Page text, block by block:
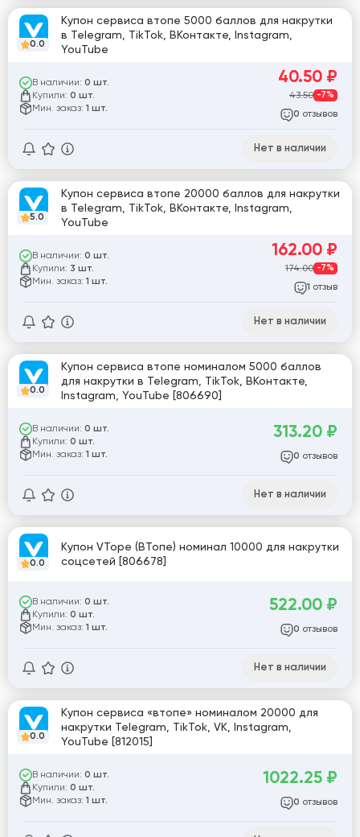
0.0
Купон сервиса втопе 5000 баллов для накрутки
в Telegram, TikTok, ВКонтакте, Instagram,
YouTube
В наличии: 0 шт.
Купили: 0 шт.
Мин. заказ: 1 шт.
40.50 ₽
43.50 -7%
0 отзывов
Нет в наличии
5.0
Купон сервиса втопе 20000 баллов для накрутки
в Telegram, TikTok, ВКонтакте, Instagram,
YouTube
В наличии: 0 шт.
Купили: 3 шт.
Мин. заказ: 1 шт.
162.00 ₽
174.00 -7%
1 отзыв
Нет в наличии
0.0
Купон сервиса втопе номиналом 5000 баллов
для накрутки в Telegram, TikTok, ВКонтакте,
Instagram, YouTube [806690]
В наличии: 0 шт.
Купили: 0 шт.
Мин. заказ: 1 шт.
313.20 ₽
0 отзывов
Нет в наличии
0.0
Купон VTope (ВТопе) номинал 10000 для накрутки
соцсетей [806678]
В наличии: 0 шт.
Купили: 0 шт.
Мин. заказ: 1 шт.
522.00 ₽
0 отзывов
Нет в наличии
0.0
Купон сервиса «втопе» номиналом 20000 для
накрутки Telegram, TikTok, VK, Instagram,
YouTube [812015]
В наличии: 0 шт.
Купили: 0 шт.
Мин. заказ: 1 шт.
1022.25 ₽
0 отзывов